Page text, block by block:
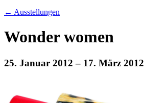
← Ausstellungen
Wonder women
25. Januar 2012 – 17. März 2012